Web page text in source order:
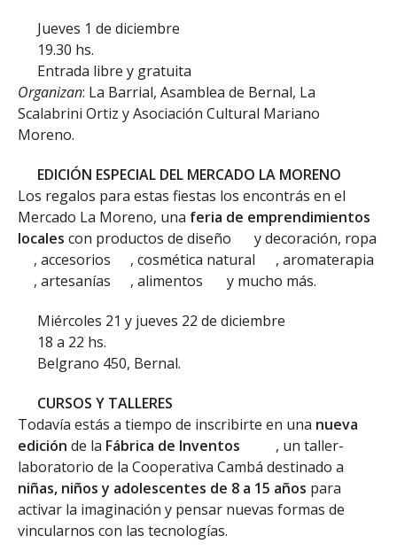
Jueves 1 de diciembre
19.30 hs.
Entrada libre y gratuita
Organizan: La Barrial, Asamblea de Bernal, La
Scalabrini Ortiz y Asociación Cultural Mariano
Moreno.
EDICIÓN ESPECIAL DEL MERCADO LA MORENO
Los regalos para estas fiestas los encontrás en el
Mercado La Moreno, una feria de emprendimientos
locales con productos de diseño
y decoración, ropa
, accesorios
, cosmética natural
, aromaterapia
, artesanías
, alimentos y mucho más.
Miércoles 21 y jueves 22 de diciembre
18 a 22 hs.
Belgrano 450, Bernal.
CURSOS Y TALLERES
Todavía estás a tiempo de inscribirte en una nueva
edición de la Fábrica de Inventos
, un taller-
laboratorio de la Cooperativa Cambá destinado a
niñas, niños y adolescentes de 8 a 15 años para
activar la imaginación y pensar nuevas formas de
vincularnos con las tecnologías.